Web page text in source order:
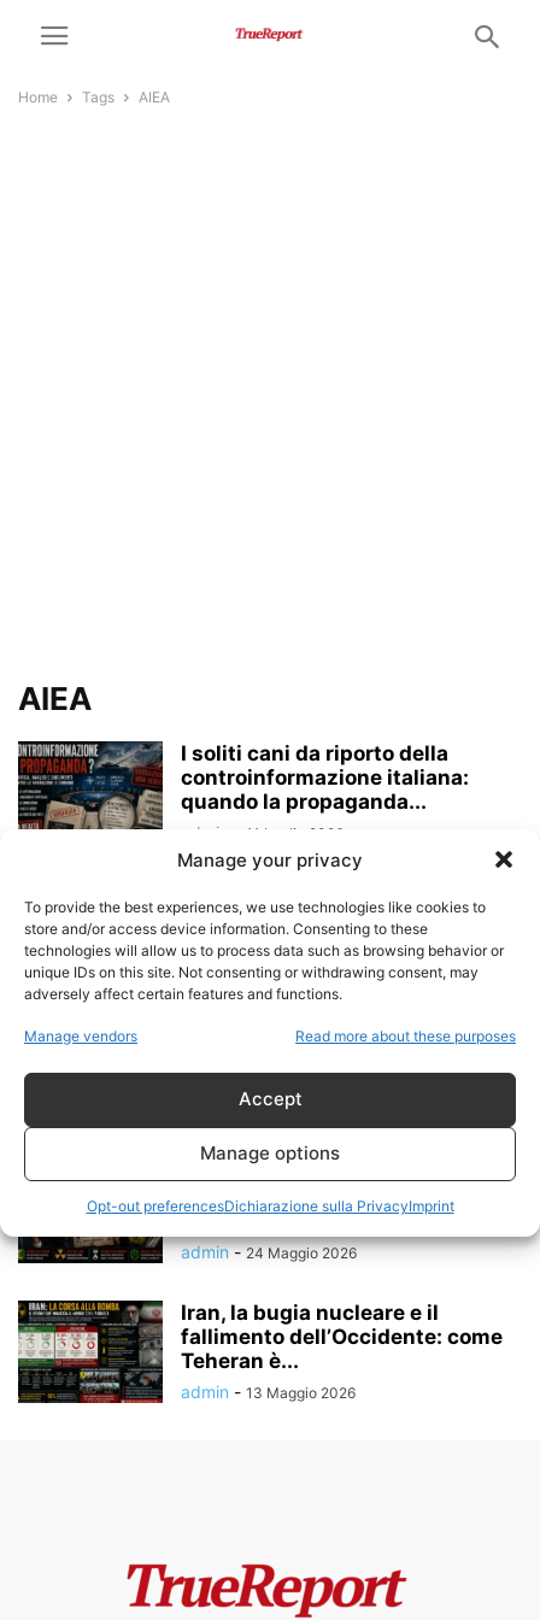
Manage your privacy
To provide the best experiences, we use technologies like cookies to
store and/or access device information. Consenting to these
technologies will allow us to process data such as browsing behavior or
unique IDs on this site. Not consenting or withdrawing consent, may
adversely affect certain features and functions.
Manage vendors Read more about these purposes
Accept
Manage options
Opt-out preferencesDichiarazione sulla PrivacyImprint
Home Tags AIEA
AIEA
I soliti cani da riporto della
controinformazione italiana:
quando la propaganda...
admin 11 Luglio 2026
L’ACCORDO: LA GUERRA SI
FERMA, LE SANZIONI...
admin - 18 Giugno 2026
IRAN E STATI UNITI VERSO UN
- 12 Giugno 2026
Già in Crisi: Le Contraddizioni
Irreversibili della...
admin - 24 Maggio 2026
Iran, la bugia nucleare e il
fallimento dell’Occidente: come
Teheran è...
admin - 13 Maggio 2026